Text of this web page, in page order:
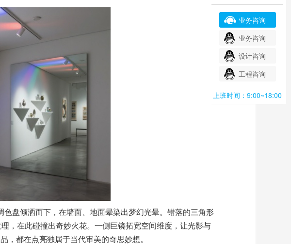
倾洒而下，在墙面、地面晕染出梦幻光晕。错落的三角形
，在此碰撞出奇妙火花。一侧巨镜拓宽空间维度，让光影与
，都在点亮独属于当代审美的奇思妙想。
业务咨询
业务咨询
设计咨询
工程咨询
上班时间：9:00~18:00